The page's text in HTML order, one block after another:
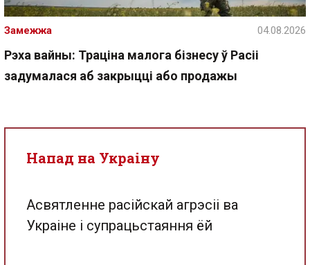
Рэха вайны: Траціна малога бізнесу ў Расіі
задумалася аб закрыцці або продажы
Замежжа 04.08.2026
Напад на Украіну
Асвятленне расійскай агрэсіі ва
Украіне і супрацьстаяння ёй